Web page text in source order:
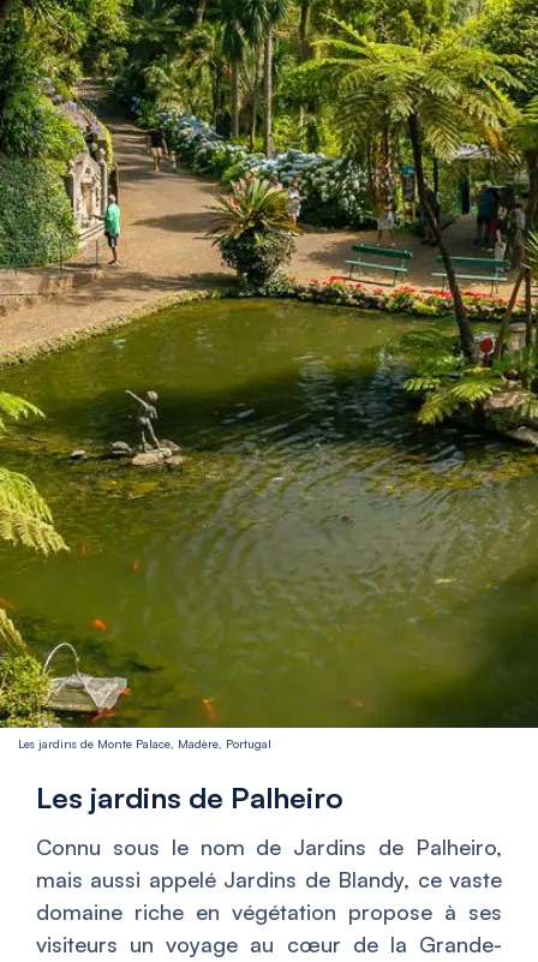
Les jardins de Monte Palace, Madère, Portugal
Les jardins de Palheiro
Connu sous le nom de Jardins de Palheiro,
mais aussi appelé Jardins de Blandy, ce vaste
domaine riche en végétation propose à ses
visiteurs un voyage au cœur de la Grande-